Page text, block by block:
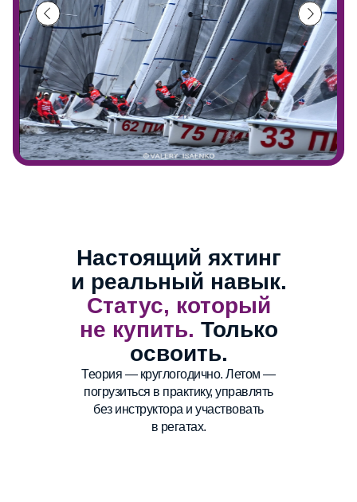
Настоящий яхтинг
и реальный навык.
Статус, который
не купить. Только
освоить.
Теория — круглогодично. Летом —
погрузиться в практику, управлять
без инструктора и участвовать
в регатах.